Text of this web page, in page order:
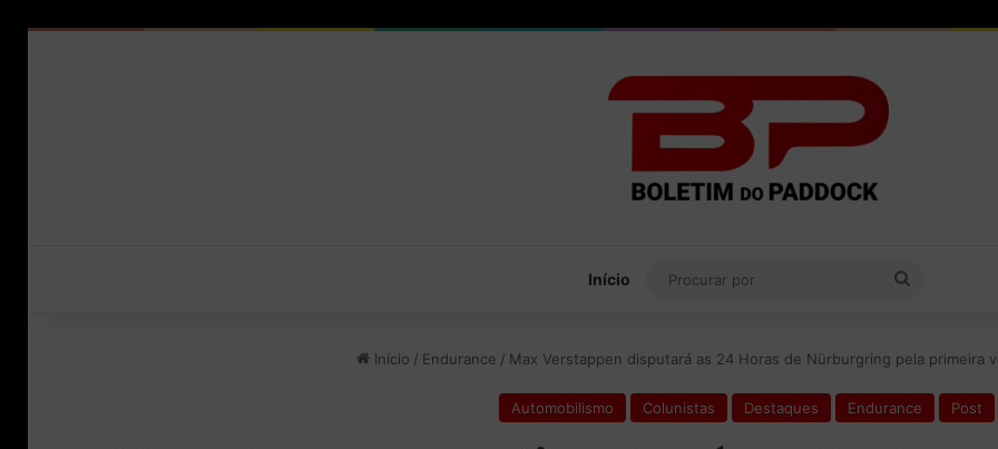
Início
Início / Endurance / Max Verstappen disputará as 24 Horas de Nürburgring pela primeira
Automobilismo Colunistas Destaques Endurance Post